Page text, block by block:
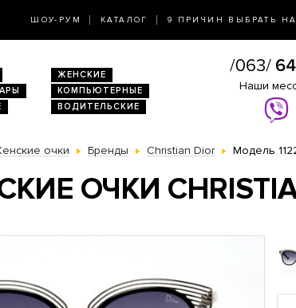
ШОУ-РУМ КАТАЛОГ 9 ПРИЧИН ВЫБРАТЬ
ЖЕНСКИЕ
КОМПЬЮТЕРНЫЕ
ВОДИТЕЛЬСКИЕ
Наши
очки Бренды Christian Dior Модель
ОЧКИ